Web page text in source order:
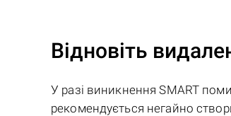
Відновіть
У разі виникнення SMART
рекомендується негайно